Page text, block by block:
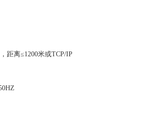
距离≤1200米或TCP/IP